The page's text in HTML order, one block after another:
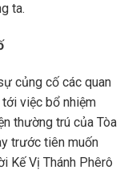
ta.
củng cố các quan
tới việc bổ nhiệm
thường trú của Tòa
trước tiên muốn
Kế Vị Thánh Phêrô